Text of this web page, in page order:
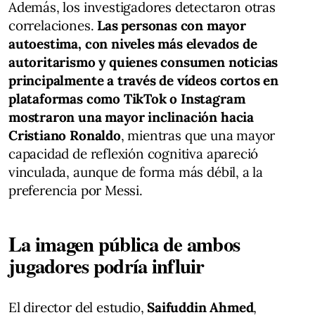
Además, los investigadores detectaron otras
correlaciones. Las personas con mayor
autoestima, con niveles más elevados de
autoritarismo y quienes consumen noticias
principalmente a través de vídeos cortos en
plataformas como TikTok o Instagram
mostraron una mayor inclinación hacia
Cristiano Ronaldo, mientras que una mayor
capacidad de reflexión cognitiva apareció
vinculada, aunque de forma más débil, a la
preferencia por Messi.
La imagen pública de ambos
jugadores podría influir
El director del estudio,Saifuddin Ahmed,